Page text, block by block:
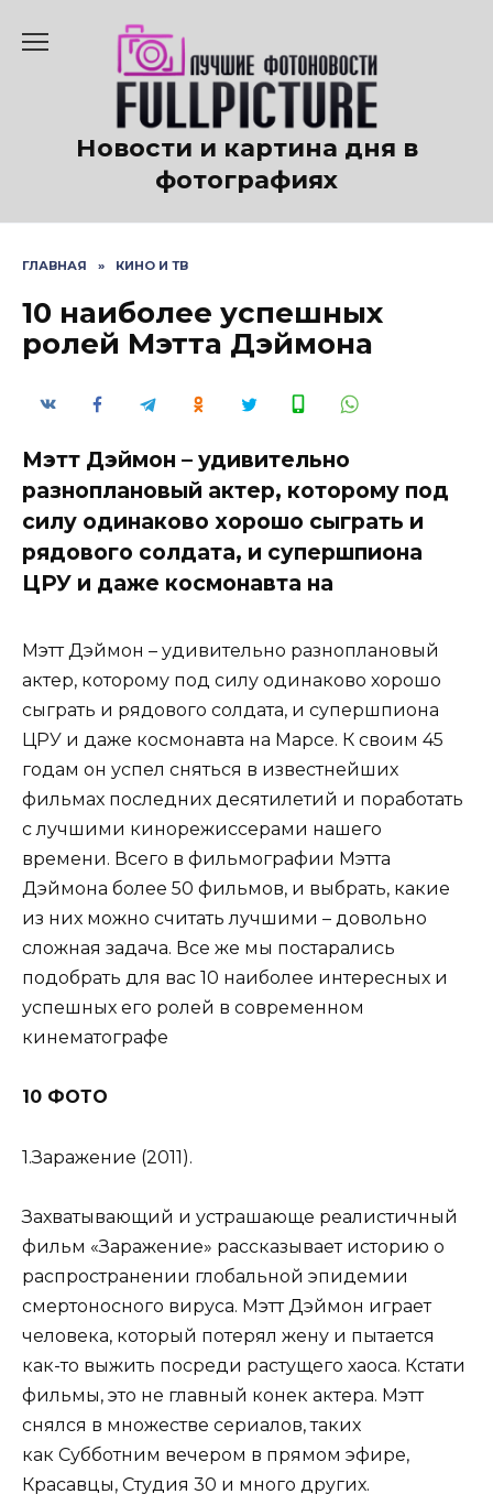
содержанию
Новости и картина дня в
фотографиях
ГЛАВНАЯ » КИНО И ТВ
10 наиболее успешных
ролей Мэтта Дэймона
Мэтт Дэймон – удивительно
разноплановый актер, которому под
силу одинаково хорошо сыграть и
рядового солдата, и супершпиона
ЦРУ и даже космонавта на
Мэтт Дэймон – удивительно разноплановый
актер, которому под силу одинаково хорошо
сыграть и рядового солдата, и супершпиона
ЦРУ и даже космонавта на Марсе. К своим 45
годам он успел сняться в известнейших
фильмах последних десятилетий и поработать
с лучшими кинорежиссерами нашего
времени. Всего в фильмографии Мэтта
Дэймона более 50 фильмов, и выбрать, какие
из них можно считать лучшими – довольно
сложная задача. Все же мы постарались
подобрать для вас 10 наиболее интересных и
успешных его ролей в современном
кинематографе
10 ФОТО
1.Заражение (2011).
Захватывающий и устрашающе реалистичный
фильм «Заражение» рассказывает историю о
распространении глобальной эпидемии
смертоносного вируса. Мэтт Дэймон играет
человека, который потерял жену и пытается
как-то выжить посреди растущего хаоса. Кстати
фильмы, это не главный конек актера. Мэтт
снялся в множестве сериалов, таких
как Субботним вечером в прямом эфире,
Красавцы, Студия 30 и много других.